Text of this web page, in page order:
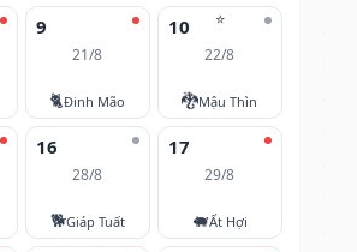
9
21/8
🐈Đinh Mão
⭐
10
22/8
🐉Mậu Thìn
16
28/8
🐕Giáp Tuất
17
29/8
🐖Ất Hợi